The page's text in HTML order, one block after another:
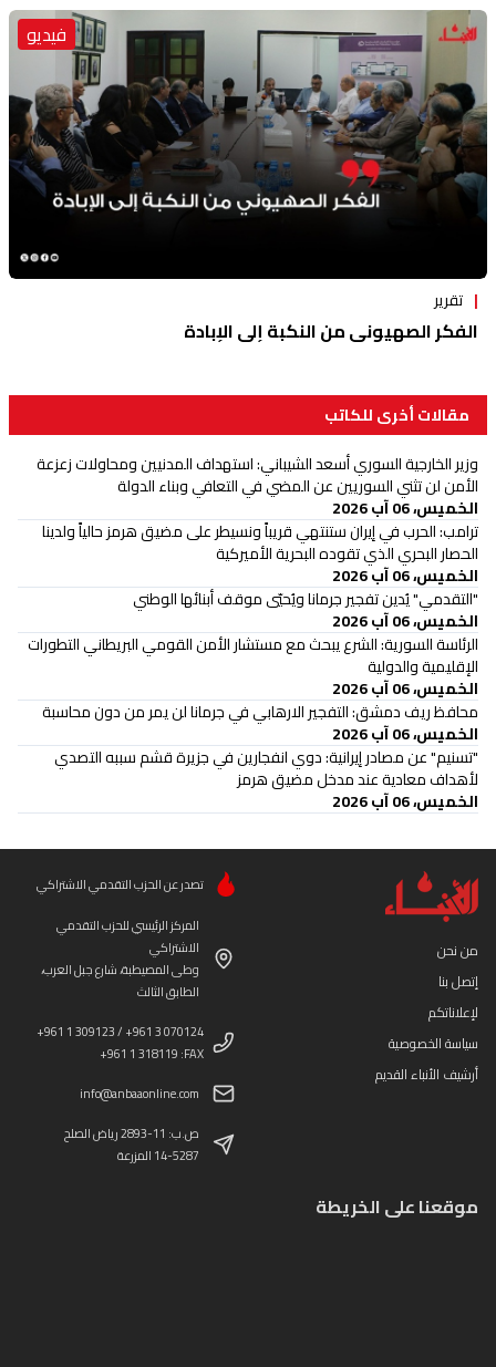
فيديو
تقرير
الفكر الصهيوني من النكبة إلى الإبادة
مقالات أخرى للكاتب
وزير الخارجية السوري أسعد الشيباني: استهداف المدنيين ومحاولات زعزعة
الأمن لن تثني السوريين عن المضي في التعافي وبناء الدولة
الخميس، 06 آب 2026
ترامب: الحرب في إيران ستنتهي قريباً ونسيطر على مضيق هرمز حالياً ولدينا
الحصار البحري الذي تقوده البحرية الأميركية
الخميس، 06 آب 2026
"التقدمي" يُدين تفجير جرمانا ويُحيّي موقف أبنائها الوطني
الخميس، 06 آب 2026
الرئاسة السورية: الشرع يبحث مع مستشار الأمن القومي البريطاني التطورات
الإقليمية والدولية
الخميس، 06 آب 2026
محافظ ريف دمشق: التفجير الارهابي في جرمانا لن يمر من دون محاسبة
الخميس، 06 آب 2026
"تسنيم" عن مصادر إيرانية: دوي انفجارين في جزيرة قشم سببه التصدي
لأهداف معادية عند مدخل مضيق هرمز
الخميس، 06 آب 2026
من نحن
إتصل بنا
لإعلاناتكم
سياسة الخصوصية
أرشيف الأنباء القديم
تصدر عن الحزب التقدمي الاشتراكي
المركز الرئيسي للحزب التقدمي
الاشتراكي
وطى المصيطبة، شارع جبل العرب،
الطابق الثالث
+961 1 309123 / +961 3 070124
+961 1 318119 :FAX
info@anbaaonline.com
ص.ب: 11-2893 رياض الصلح
14-5287 المزرعة
موقعنا على الخريطة